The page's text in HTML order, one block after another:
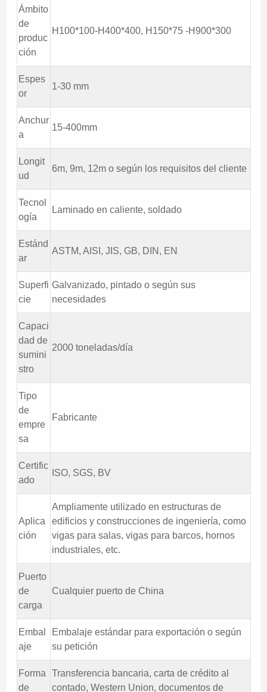
Ámbito
de
produc
ción
H100*100-H400*400, H150*75 -H900*300
Espes
or
1-30 mm
Anchur
a
15-400mm
Longit
ud
6m, 9m, 12m o según los requisitos del cliente
Tecnol
ogía
Laminado en caliente, soldado
Estánd
ar
ASTM, AISI, JIS, GB, DIN, EN
Superfi
cie
Galvanizado, pintado o según sus
necesidades
Capaci
dad de
sumini
stro
2000 toneladas/día
Tipo
de
empre
sa
Fabricante
Certific
ado
ISO, SGS, BV
Aplica
ción
Ampliamente utilizado en estructuras de
edificios y construcciones de ingeniería, como
vigas para salas, vigas para barcos, hornos
industriales, etc.
Puerto
de
carga
Cualquier puerto de China
Embal
aje
Embalaje estándar para exportación o según
su petición
Forma
de
Transferencia bancaria, carta de crédito al
contado, Western Union, documentos de